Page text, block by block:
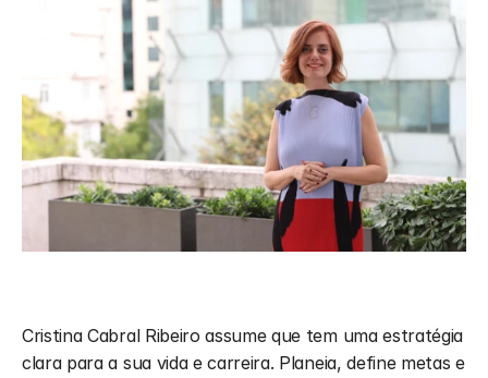
Cristina Cabral Ribeiro assume que tem uma estratégia
clara para a sua vida e carreira. Planeia, define metas e